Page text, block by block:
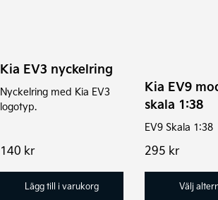
Kia EV3 nyckelring
Nyckelring med Kia EV3
logotyp.
140 kr
Lägg till i varukorg
Kia EV9
skala 1:38
EV9 Skala 1:38
295 kr
Välj
varianter.
De
olika
alternativen